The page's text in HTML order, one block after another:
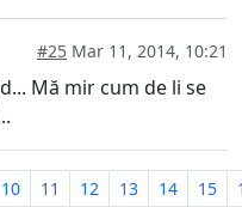
#25 Mar 11, 2014, 10:21
Mă mir cum de li se
10 11 12 13 14 15